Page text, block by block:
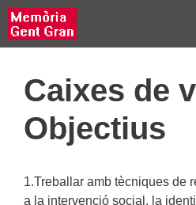
Vés
contingut
Caixes de
Objectius
1.Treballar amb tècniques de
a la intervenció social, la